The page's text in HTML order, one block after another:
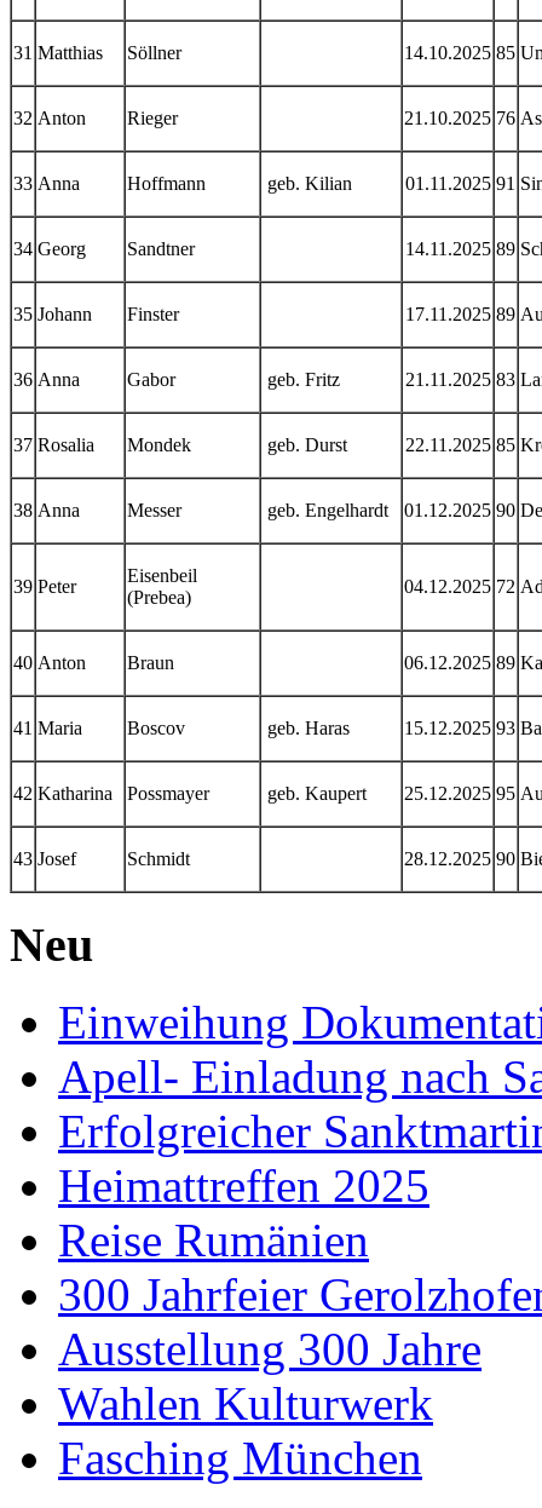
31 Matthias Söllner 14.10.2025 85
32 Anton Rieger 21.10.2025 76
33 Anna Hoffmann geb. Kilian 01.11.2025 91
34 Georg Sandtner 14.11.2025 89
35 Johann Finster 17.11.2025 89
36 Anna Gabor geb. Fritz 21.11.2025 83
37 Rosalia Mondek geb. Durst 22.11.2025 85
38 Anna Messer geb. Engelhardt 01.12.2025 90
39 Peter
Eisenbeil
(Prebea)
04.12.2025 72
40 Anton Braun 06.12.2025 89
41 Maria Boscov geb. Haras 15.12.2025 93
42 Katharina Possmayer geb. Kaupert 25.12.2025 95
43 Josef Schmidt 28.12.2025 90
Neu
Einweihung
Apell- Einladung nach
Erfolgreicher
Heimattreffen 2025
Reise Rumänien
300 Jahrfeier
Ausstellung 300 Jahre
Wahlen Kulturwerk
Fasching München